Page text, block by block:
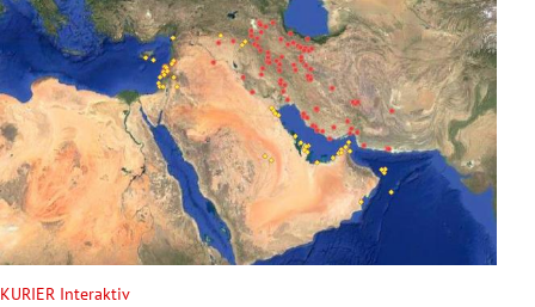
KURIER Interaktiv